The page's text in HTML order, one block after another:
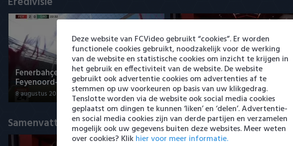
Fenerbahçe biedt ruim 20 miljoen op
Feyenoord-spits Ueda
8 augustus 2026 23:52
Samenvatting AZ - ADO Den
8 augustus 2026 23:21
Samenvattingen Eredivisie
Deze website van FCVideo gebruikt “cookies”. Er worden
functionele cookies gebruikt, noodzakelijk voor de werking
van de website en statistische cookies om inzicht te krijgen in
het gebruik en effectiviteit van de website. De website
gebruikt ook advertentie cookies om advertenties af te
stemmen op uw voorkeuren op basis van uw klikgedrag.
Tenslotte worden via de website ook social media cookies
geplaatst om dingen te kunnen ‘liken’ en ‘delen’. Advertentie-
en social media cookies zijn van derde partijen en verzamelen
mogelijk ook uw gegevens buiten deze websites. Meer weten
over cookies? Klikhier voor meer informatie.